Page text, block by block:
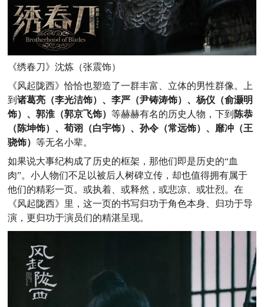
《绣春刀》沈炼（张震饰）
《风起陇西》恰恰也塑造了一群丰富、立体的男性群像。上
到诸葛亮（李光洁饰）、李严（尹铸涛饰）、杨仪（俞灏明
饰）、郭淮（郭京飞饰）等赫赫有名的历史人物，下到 陈恭
（陈坤饰）、荀诩（白宇饰）、孙令（常远饰）、靡冲（王
骁饰）等无名小辈。
如果说大事纪构成了历史的框架，那他们即是历史的“血
肉”。小人物们不足以被后人树碑立传，却也值得拥有属于
他们的精彩一页。或执着、或释然，或悲凉、或壮烈。在
《风起陇西》里，这一页的书写归功于角色本身、归功于导
演，更归功于演员们的精湛呈现。